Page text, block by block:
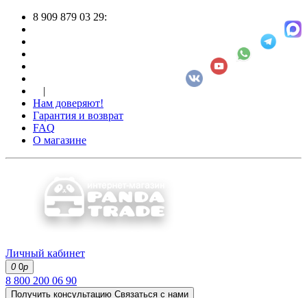
8 909 879 03 29:
|
Нам доверяют!
Гарантия и возврат
FAQ
О магазине
Личный кабинет
0 0р
8 800 200 06 90
Получить консультацию Связаться с нами